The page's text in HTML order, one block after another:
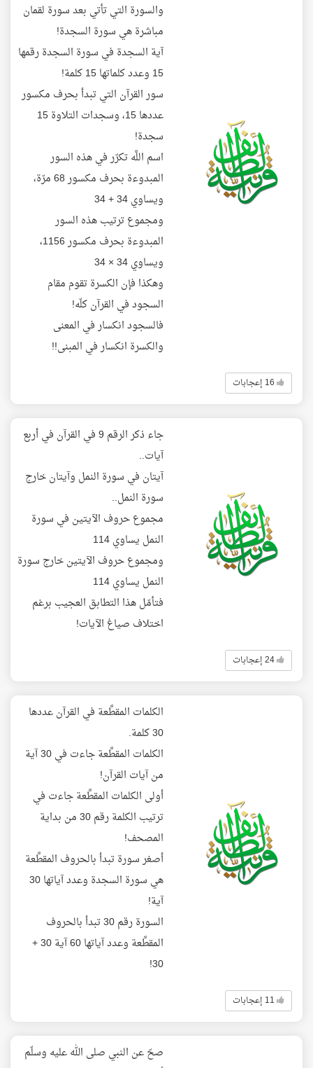
والسورة التي تأتي بعد سورة لقمان
مباشرة هي سورة السجدة!
آية السجدة في سورة السجدة رقمها
15 وعدد كلماتها 15 كلمة!
سور القرآن التي تبدأ بحرف مكسور
عددها 15، وسجدات التلاوة 15
سجدة!
اسم اللَّه تكرّر في هذه السور
المبدوءة بحرف مكسور 68 مرّة،
ويساوي 34 + 34
ومجموع ترتيب هذه السور
المبدوءة بحرف مكسور 1156،
ويساوي 34 × 34
وهكذا فإن الكسرة تقوم مقام
السجود في القرآن كلّه!
فالسجود انكسار في المعنى
والكسرة انكسار في المبنى!!
16 إعجابات
جاء ذكر الرقم 9 في القرآن في أربع
آيات..
آيتان في سورة النمل وآيتان خارج
سورة النمل..
مجموع حروف الآيتين في سورة
النمل يساوي 114
ومجموع حروف الآيتين خارج سورة
النمل يساوي 114
فتأمّل هذا التطابق العجيب برغم
اختلاف صياغ الآيات!
24 إعجابات
الكلمات المقطَّعة في القرآن عددها
30 كلمة.
الكلمات المقطَّعة جاءت في 30 آية
من آيات القرآن!
أولى الكلمات المقطَّعة جاءت في
ترتيب الكلمة رقم 30 من بداية
المصحف!
أصغر سورة تبدأ بالحروف المقطَّعة
هي سورة السجدة وعدد آياتها 30
آية!
السورة رقم 30 تبدأ بالحروف
المقطَّعة وعدد آياتها 60 آية 30 +
30!
11 إعجابات
صحّ عن النبي صلى الله عليه وسلّم